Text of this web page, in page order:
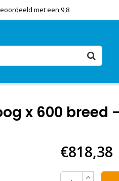
met een 9,8
x 600 breed
€818,38